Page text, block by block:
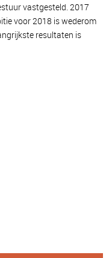
vastgesteld. 2017
voor 2018 is wederom
resultaten is